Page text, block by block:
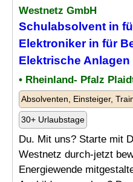
Westnetz GmbH
Schulabsolvent in
Elektroniker in für
Elektrische Anlagen
• Rheinland- Pfalz
Absolventen, Einsteiger,
30+ Urlaubstage
Du. Mit uns? Starte mit
Westnetz durch-jetzt
Energiewende